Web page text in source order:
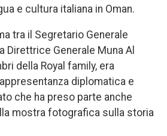
e cultura italiana in Oman.
tra il Segretario Generale
Direttrice Generale Muna Al
della Royal family, era
diplomatica e
che ha preso parte anche
mostra fotografica sulla storia